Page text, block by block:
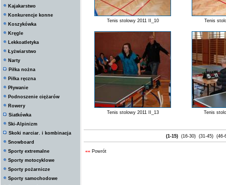
Kajakarstwo
Konkurencje konne
Koszykówka
Kręgle
Lekkoatletyka
Łyżwiarstwo
Narty
Piłka nożna
Piłka ręczna
Pływanie
Podnoszenie ciężarów
Rowery
Siatkówka
Ski-Alpinizm
Skoki narciar. i kombinacja
Snowboard
Sporty extremalne
Sporty motocyklowe
Sporty pożarnicze
Sporty samochodowe
Tenis stolowy 2011 II_10 Tenis
Tenis stolowy 2011 II_13 Tenis
(1-15) (16-30) (31-45)
«« Powrót